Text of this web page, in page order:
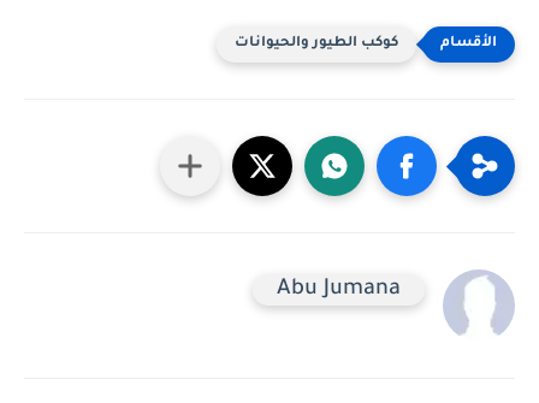
كوكب الطيور والحيوانات
Abu Jumana